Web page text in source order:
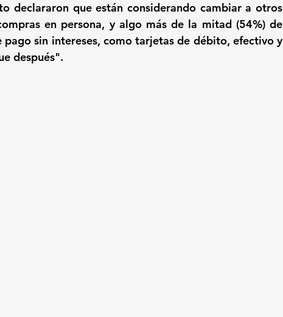
declararon que están considerando cambiar a otros
en persona, y algo más de la mitad (54%) de
sin intereses, como tarjetas de débito, efectivo y
después".